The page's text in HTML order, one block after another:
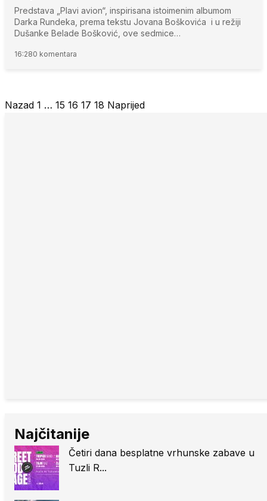
Predstava „Plavi avion“, inspirisana istoimenim albumom
Darka Rundeka, prema tekstu Jovana Boškovića i u režiji
Dušanke Belade Bošković, ove sedmice…
16:280 komentara
Posts
Nazad 1 … 15 16 17 18 Naprijed
Najčitanije
Četiri dana besplatne vrhunske zabave u
Tuzli R...